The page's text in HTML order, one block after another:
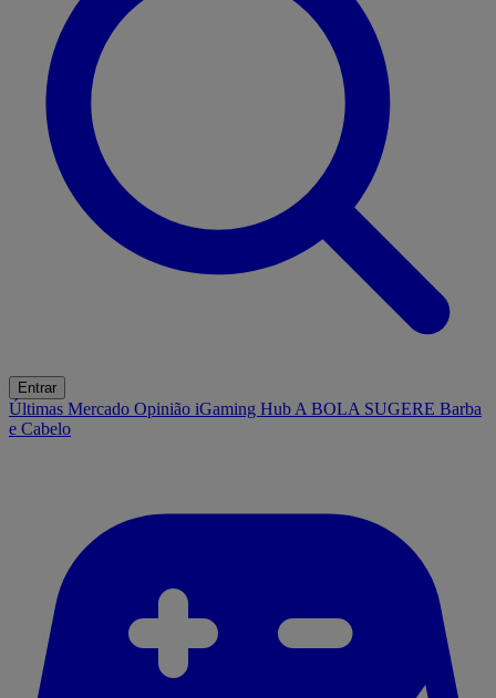
Entrar
Últimas Mercado Opinião iGaming Hub A BOLA SUGERE Barba
e Cabelo